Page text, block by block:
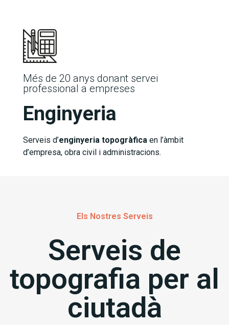
Més de 20 anys donant servei
professional a empreses
Enginyeria
Serveis d’enginyeria topogràfica en l’àmbit
d’empresa, obra civil i administracions.
Els Nostres Serveis
Serveis de
topografia per al
ciutadà